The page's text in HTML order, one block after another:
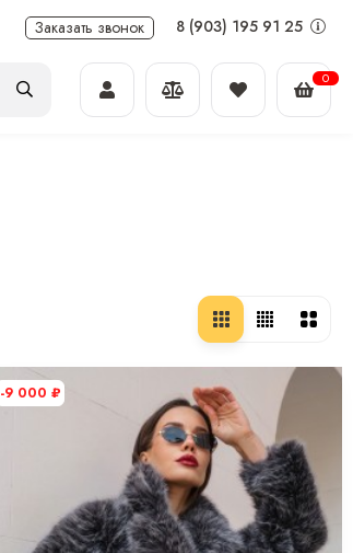
Заказать звонок 8 (903) 195 91 25
0
-9 000 ₽